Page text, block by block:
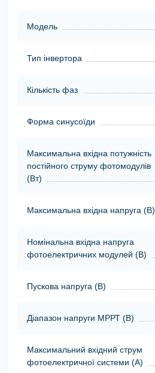
Модель
Тип інвертора
Кількість фаз
Форма синусоїди
Максимальна вхідна потужність
постійного струму фотомодулів
(Вт)
Максимальна вхідна напруга (В)
Номінальна вхідна напруга
фотоелектричних модулей (В)
Пускова напруга (В)
Діапазон напруги МРРТ (В)
Максимальний вхідний струм
фотоелектричної системи (А)